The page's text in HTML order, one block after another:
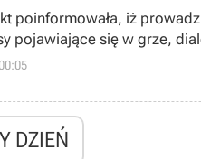
poinformowała, iż
pojawiające się w grze,
DZIEŃ